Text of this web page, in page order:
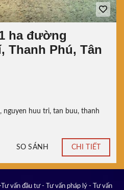
ha đường
Thanh Phú, Tân
, nguyen huu tri, tan buu, thanh
SO SÁNH CHI TIẾT
vấn đầu tư - Tư vấn pháp lý - Tư vấn